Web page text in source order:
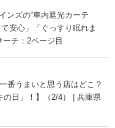
ンズの“車内遮光カーテ
安心」「ぐっすり眠れま
チ：2ページ目
番うまいと思う店はどこ？
の日」！】（2/4） | 兵庫県